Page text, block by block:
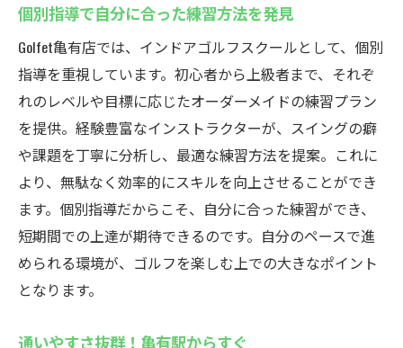
個別指導で自分に合った練習方法を発見
Golfet亀有店では、インドアゴルフスクールとして、個別
指導を重視しています。初心者から上級者まで、それぞ
れのレベルや目標に応じたオーダーメイドの練習プラン
を提供。経験豊富なインストラクターが、スイングの癖
や課題を丁寧に分析し、最適な練習方法を提案。これに
より、無駄なく効率的にスキルを向上させることができ
ます。個別指導だからこそ、自分に合った練習ができ、
短期間での上達が期待できるのです。自分のペースで進
められる環境が、ゴルフを楽しむ上での大きなポイント
となります。
通いやすさ抜群！亀有駅からすぐ